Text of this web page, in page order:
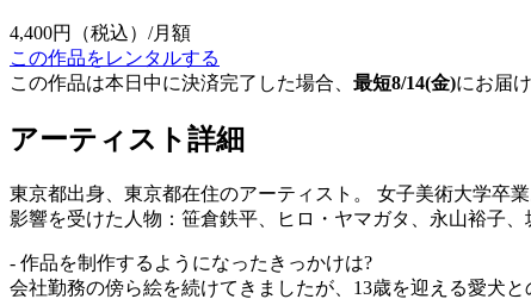
4,400円
（税込）/月額
この作品をレンタルする
この作品は本日中に決済完了した場合、 最短8/14(金)にお届
アーティスト詳細
東京都出身、東京都在住のアーティスト。 女子美術大学卒業
影響を受けた人物：笹倉鉄平、ヒロ・ヤマガタ、永山裕子、
- 作品を制作するようになったきっかけは?
会社勤務の傍ら絵を続けてきましたが、13歳を迎える愛犬